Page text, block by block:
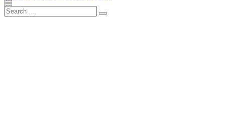
Scroll
to
Close
Search
for:
Search